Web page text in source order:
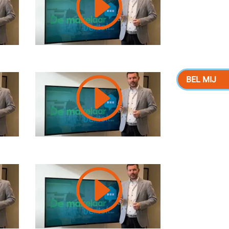
I
I
BEL MIJ